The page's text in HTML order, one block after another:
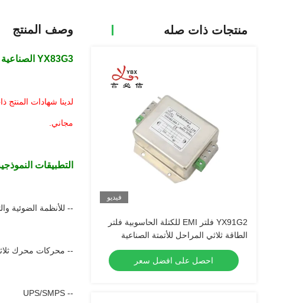
منتجات ذات صله
فيديو
YX91G2 فلتر EMI للكتلة الحاسوبية فلتر
الطاقة ثلاثي المراحل للأتمتة الصناعية
احصل على افضل سعر
وصف المنتج
YX83G3 الصناعية ثلاثية المراحل فلتر الحاجز القاطع القاطع فلتر الضوضاء EMI
لدينا شهادات
مجاني.
التطبيقات
-- للأنظمة الضوئية
-- محركات محرك
-- UPS/SMPS